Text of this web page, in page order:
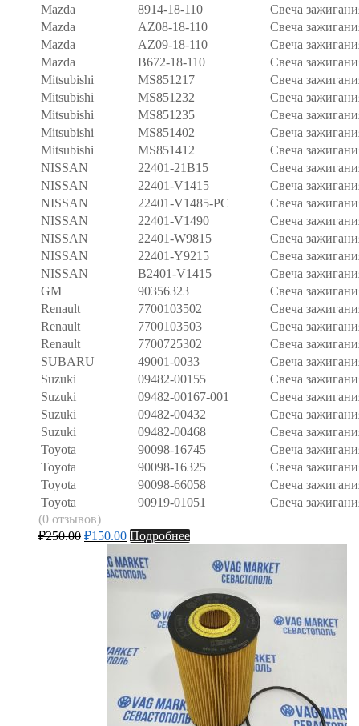
Mazda 8914-18-110
Свеча
Mazda
AZ08-18-110
Свеча
Mazda
AZ09-18-110
Свеча
Mazda
B672-18-110
Свеча
Mitsubishi
MS851217
Свеча
Mitsubishi
MS851232
Свеча
Mitsubishi
MS851235
Свеча
Mitsubishi
MS851402
Свеча
Mitsubishi
MS851412
Свеча
NISSAN
22401-21B15
Свеча
NISSAN
22401-V1415
Свеча
NISSAN
22401-V1485-PC
Свеча
NISSAN
22401-V1490
Свеча
NISSAN
22401-W9815
Свеча
NISSAN
22401-Y9215
Свеча
NISSAN
B2401-V1415
Свеча
GM
90356323
Свеча
Renault
7700103502
Свеча
Renault
7700103503
Свеча
Renault
7700725302
Свеча
SUBARU
49001-0033
Свеча
Suzuki
09482-00155
Свеча
Suzuki
09482-00167-001
Свеча
Suzuki
09482-00432
Свеча
Suzuki
09482-00468
Свеча
Toyota
90098-16745
Свеча
Toyota
90098-16325
Свеча
Toyota
90098-66058
Свеча
Toyota
90919-01051
Свеча
(0 отзывов)
₽250.00 ₽150.00 Подробнее